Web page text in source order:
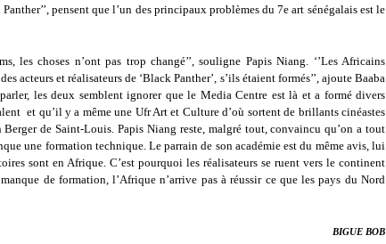
Panther’’, pensent que l’un des principaux problèmes du 7e art sénégalais est le
les choses n’ont pas trop changé’’, souligne Papis Niang. ‘’Les Africains
acteurs et réalisateurs de ‘Black Panther’, s’ils étaient formés’’, ajoute Baaba
les deux semblent ignorer que le Media Centre est là et a formé divers
et qu’il y a même une Ufr Art et Culture d’où sortent de brillants cinéastes
Berger de Saint-Louis. Papis Niang reste, malgré tout, convaincu qu’on a tout
une formation technique. Le parrain de son académie est du même avis, lui
sont en Afrique. C’est pourquoi les réalisateurs se ruent vers le continent
de formation, l’Afrique n’arrive pas à réussir ce que les pays du Nord
BIGUE BOB